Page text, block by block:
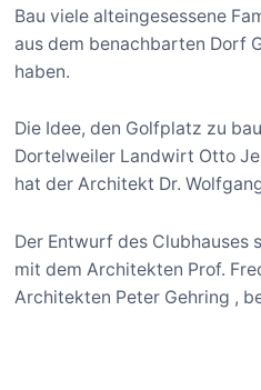
Bau viele alteingesessene
aus dem benachbarten Dorf
haben.
Die Idee, den Golfplatz zu
Dortelweiler Landwirt Otto
hat der Architekt Dr.
Der Entwurf des Clubhauses
mit dem Architekten Prof.
Architekten Peter Gehring ,